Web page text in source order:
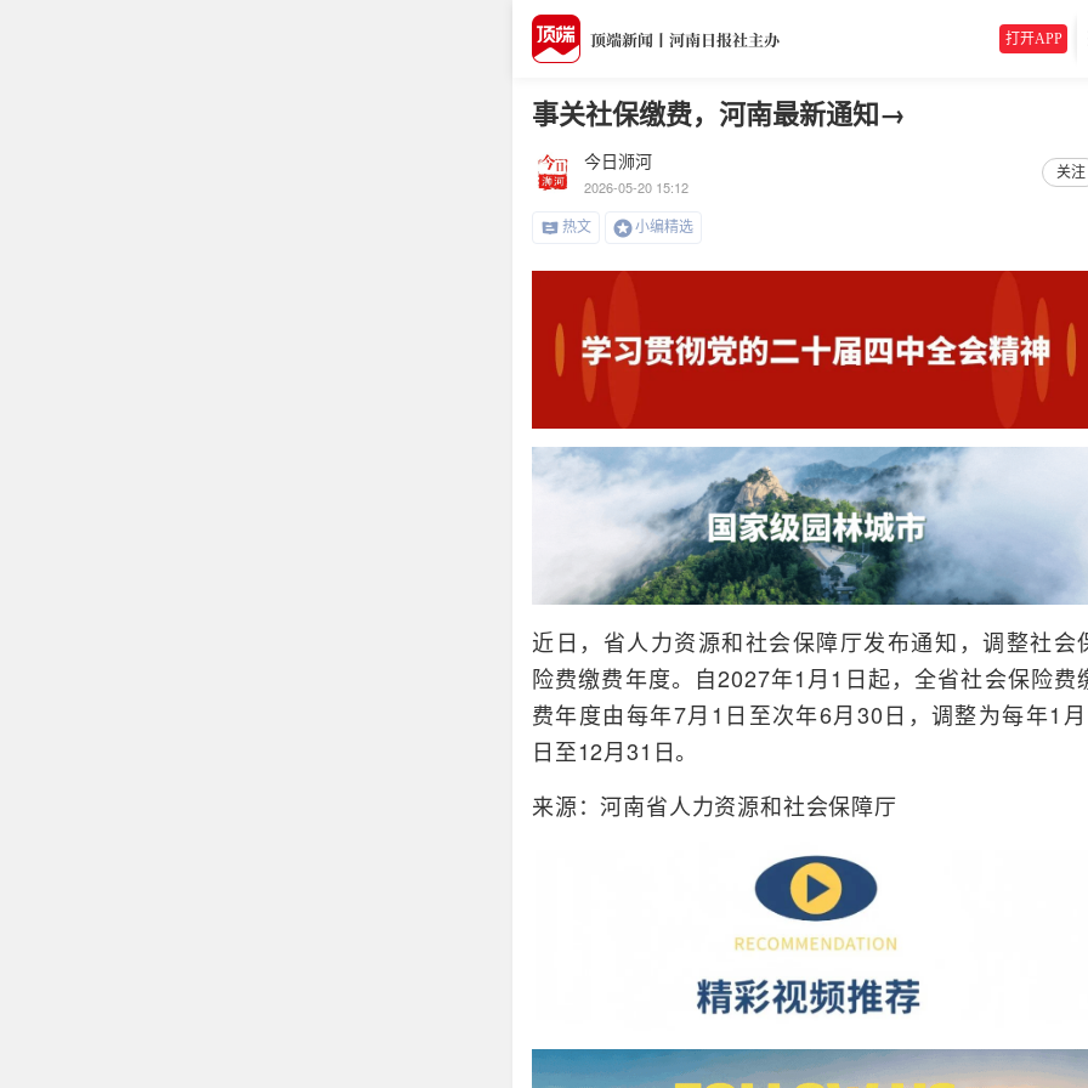
打开APP
事关社保缴费，河南最新通知→
今日浉河
2026-05-20 15:12
关注
热文 小编精选
近日，省人力资源和社会保障厅发布通知，调整社会
险费缴费年度。自2027年1月1日起，全省社会保险费
费年度由每年7月1日至次年6月30日，调整为每年1月
日至12月31日。
来源：河南省人力资源和社会保障厅